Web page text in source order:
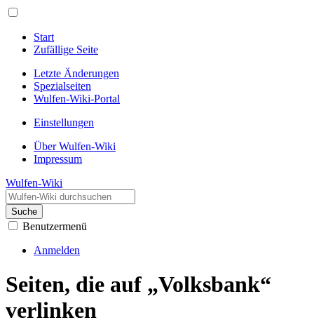
Start
Zufällige Seite
Letzte Änderungen
Spezialseiten
Wulfen-Wiki-Portal
Einstellungen
Über Wulfen-Wiki
Impressum
Wulfen-Wiki
Suche
Benutzermenü
Anmelden
Seiten, die auf „Volksbank“
verlinken